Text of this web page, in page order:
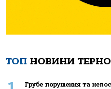
ТОП НОВИНИ
Грубе порушення та